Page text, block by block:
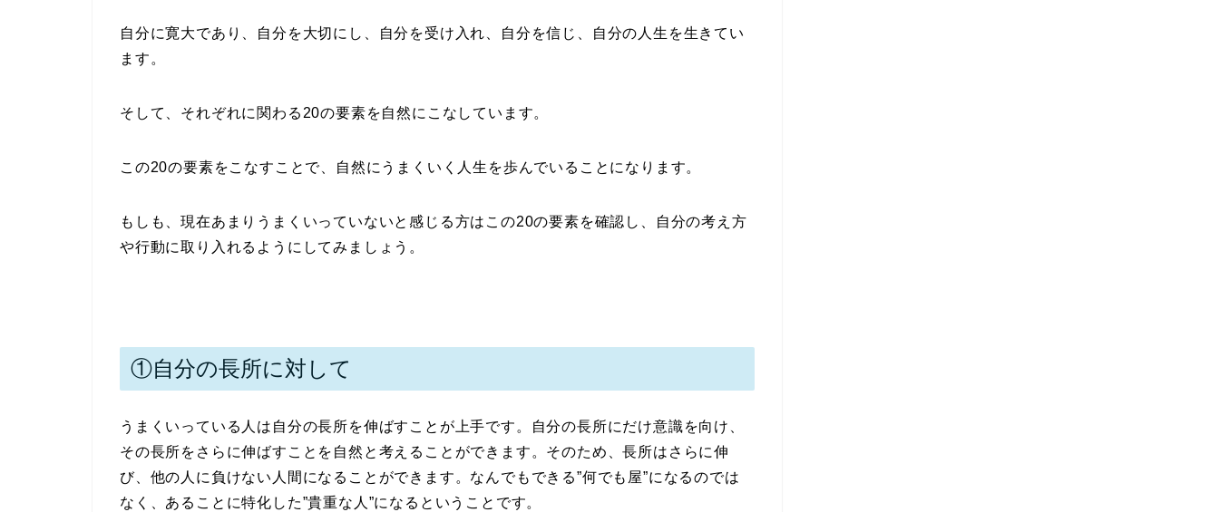
自分に寛大であり、自分を大切にし、自分を受け入れ、自分を信じ、自分の人生を生きてい
ます。
そして、それぞれに関わる20の要素を自然にこなしています。
この20の要素をこなすことで、自然にうまくいく人生を歩んでいることになります。
もしも、現在あまりうまくいっていないと感じる方はこの20の要素を確認し、自分の考え方
や行動に取り入れるようにしてみましょう。
①自分の長所に対して
うまくいっている人は自分の長所を伸ばすことが上手です。自分の長所にだけ意識を向け、
その長所をさらに伸ばすことを自然と考えることができます。そのため、長所はさらに伸
び、他の人に負けない人間になることができます。なんでもできる”何でも屋”になるのでは
なく、あることに特化した”貴重な人”になるということです。